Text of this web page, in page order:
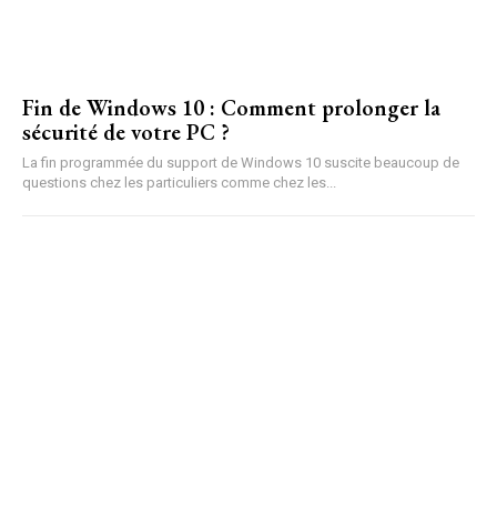
Fin de Windows 10 : Comment prolonger la
sécurité de votre PC ?
La fin programmée du support de Windows 10 suscite beaucoup de
questions chez les particuliers comme chez les...